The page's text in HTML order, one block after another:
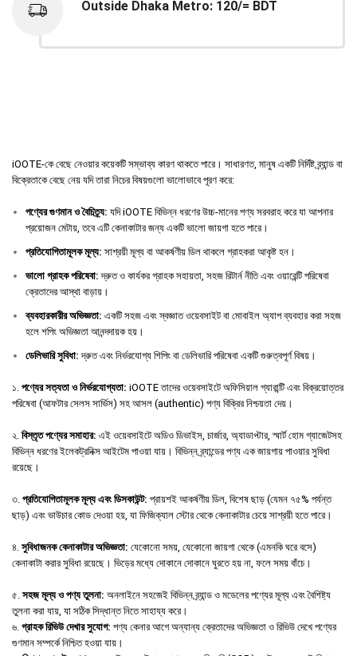
Outside Dhaka Metro: 120/= BDT
iOOTE-কে বেছে নেওয়ার কয়েকটি সম্ভাব্য কারণ থাকতে পারে। সাধারণত, মানুষ একটি নির্দিষ্ট ব্র্যান্ড বা
বিক্রেতাকে বেছে নেয় যদি তারা নিচের বিষয়গুলো ভালোভাবে পূরণ করে:
পণ্যের গুণমান ও বৈচিত্র্য: যদি iOOTE বিভিন্ন ধরণের উচ্চ-মানের পণ্য সরবরাহ করে যা আপনার
প্রয়োজন মেটায়, তবে এটি কেনাকাটার জন্য একটি ভালো জায়গা হতে পারে।
প্রতিযোগিতামূলক মূল্য: সাশ্রয়ী মূল্য বা আকর্ষণীয় ডিল থাকলে গ্রাহকরা আকৃষ্ট হন।
ভালো গ্রাহক পরিষেবা: দ্রুত ও কার্যকর গ্রাহক সহায়তা, সহজ রিটার্ন নীতি এবং ওয়ারেন্টি পরিষেবা
ক্রেতাদের আস্থা বাড়ায়।
ব্যবহারকারীর অভিজ্ঞতা: একটি সহজ এবং স্বজ্ঞাত ওয়েবসাইট বা মোবাইল অ্যাপ ব্যবহার করা সহজ
হলে শপিং অভিজ্ঞতা আনন্দদায়ক হয়।
ডেলিভারি সুবিধা: দ্রুত এবং নির্ভরযোগ্য শিপিং বা ডেলিভারি পরিষেবা একটি গুরুত্বপূর্ণ বিষয়।
১. পণ্যের সত্যতা ও নির্ভরযোগ্যতা: iOOTE তাদের ওয়েবসাইটে অফিসিয়াল গ্যারান্টি এবং বিক্রয়োত্তর
পরিষেবা (আফটার সেলস সার্ভিস) সহ আসল (authentic) পণ্য বিক্রির নিশ্চয়তা দেয়।
২. বিস্তৃত পণ্যের সমাহার: এই ওয়েবসাইটে অডিও ডিভাইস, চার্জার, অ্যাডাপ্টার, স্মার্ট হোম গ্যাজেটসহ
বিভিন্ন ধরণের ইলেকট্রনিক্স আইটেম পাওয়া যায়। বিভিন্ন ব্র্যান্ডের পণ্য এক জায়গায় পাওয়ার সুবিধা
রয়েছে।
৩. প্রতিযোগিতামূলক মূল্য এবং ডিসকাউন্ট: প্রায়শই আকর্ষণীয় ডিল, বিশেষ ছাড় (যেমন ৭৫% পর্যন্ত
ছাড়) এবং ভাউচার কোড দেওয়া হয়, যা ফিজিক্যাল স্টোর থেকে কেনাকাটার চেয়ে সাশ্রয়ী হতে পারে।
৪. সুবিধাজনক কেনাকাটার অভিজ্ঞতা: যেকোনো সময়, যেকোনো জায়গা থেকে (এমনকি ঘরে বসে)
কেনাকাটা করার সুবিধা রয়েছে। ভিড়ের মধ্যে দোকানে দোকানে ঘুরতে হয় না, ফলে সময় বাঁচে।
৫. সহজ মূল্য ও পণ্য তুলনা: অনলাইনে সহজেই বিভিন্ন ব্র্যান্ড ও মডেলের পণ্যের মূল্য এবং বৈশিষ্ট্য
তুলনা করা যায়, যা সঠিক সিদ্ধান্ত নিতে সাহায্য করে।
৬. গ্রাহক রিভিউ দেখার সুযোগ: পণ্য কেনার আগে অন্যান্য ক্রেতাদের অভিজ্ঞতা ও রিভিউ দেখে পণ্যের
গুণমান সম্পর্কে নিশ্চিত হওয়া যায়।